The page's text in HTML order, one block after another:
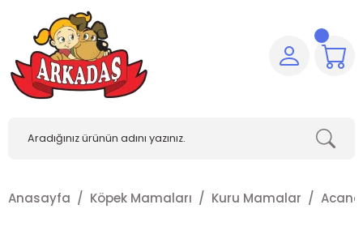
Anasayfa Köpek Mamaları Kuru Mamalar Acana